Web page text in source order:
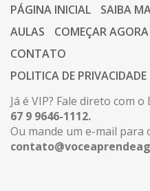
PÁGINA INICIAL
SAIBA
AULAS
COMEÇAR AGORA
CONTATO
POLITICA DE PRIVACIDADE
Já é VIP? Fale direto com o
67 9 9646-1112.
Ou mande um e-mail para